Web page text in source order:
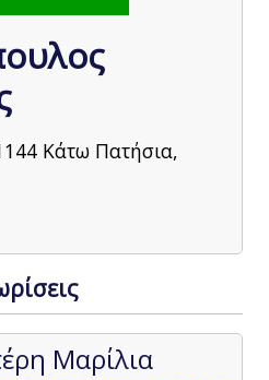
Κάτω Πατήσια,
Μαρίλια